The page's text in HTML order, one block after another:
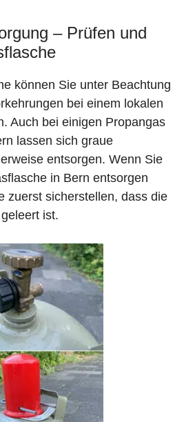
– Prüfen und
können Sie unter Beachtung
bei einem lokalen
Auch bei einigen Propangas
lassen sich graue
entsorgen. Wenn Sie
in Bern entsorgen
zuerst sicherstellen, dass die
ist.